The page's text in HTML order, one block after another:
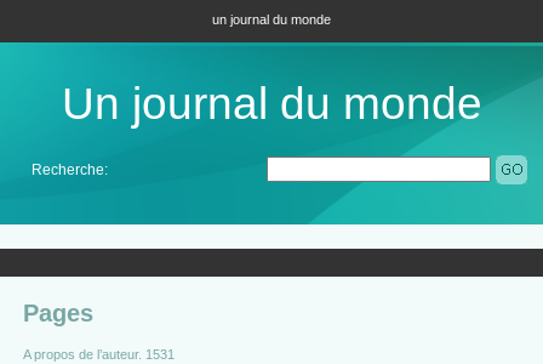
un journal du monde
Un journal du monde
Recherche:
Pages
A propos de l’auteur. 1531